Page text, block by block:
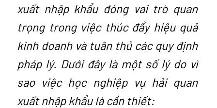
xuất nhập khẩu đóng vai trò quan
trọng trong việc thúc đẩy hiệu quả
kinh doanh và tuân thủ các quy định
pháp lý. Dưới đây là một số lý do vì
sao việc học nghiệp vụ hải quan
xuất nhập khẩu là cần thiết: